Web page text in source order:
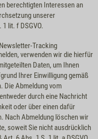
berechtigten Interessen an
unserer
lit. f DSGVO.
Tracking
verwenden wir die hierfür
Daten, um Ihnen
Ihrer Einwilligung gemäß
Die Abmeldung vom
durch eine Nachricht
oder über einen dafür
Nach Abmeldung löschen wir
soweit Sie nicht ausdrücklich